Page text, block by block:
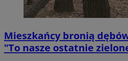
Mieszkańcy bronią
"To nasze ostatnie